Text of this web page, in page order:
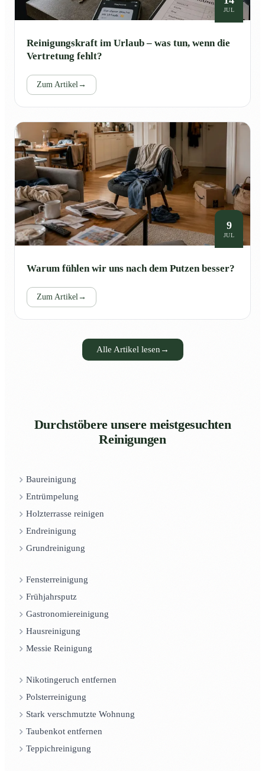
JUL
Reinigungskraft im Urlaub – was tun, wenn die
Vertretung fehlt?
Zum Artikel→
9
JUL
Warum fühlen wir uns nach dem Putzen besser?
Zum Artikel→
Alle Artikel lesen →
Durchstöbere unsere meistgesuchten
Reinigungen
Baureinigung
Entrümpelung
Holzterrasse reinigen
Endreinigung
Grundreinigung
Fensterreinigung
Frühjahrsputz
Gastronomiereinigung
Hausreinigung
Messie Reinigung
Nikotingeruch entfernen
Polsterreinigung
Stark verschmutzte Wohnung
Taubenkot entfernen
Teppichreinigung